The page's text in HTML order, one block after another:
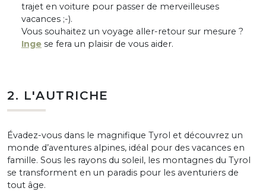
trajet en voiture pour passer de merveilleuses
vacances ;-).
Vous souhaitez un voyage aller-retour sur mesure ?
Inge se fera un plaisir de vous aider.
2. L'AUTRICHE
Évadez-vous dans le magnifique Tyrol et découvrez un
monde d’aventures alpines, idéal pour des vacances en
famille. Sous les rayons du soleil, les montagnes du Tyrol
se transforment en un paradis pour les aventuriers de
tout âge.